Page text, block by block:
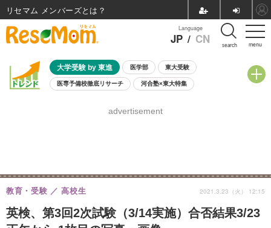
menu
Language
JP / CN search
大学受験 by 東進 医学部 東大受験
医専予備校徹底リサーチ 河合塾×東大特集
8月開催学校説明会・相談会
advertisement
英検、第3回2次試験（3/14実施）合否結果3/23
教育・受験 高校生 2021.3.23（火） 12:15
リセマム メンバーズ